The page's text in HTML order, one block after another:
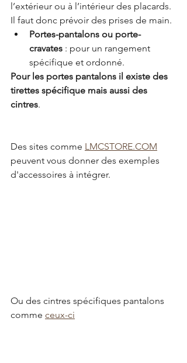
l’extérieur ou à l’intérieur des placards.
Il faut donc prévoir des prises de main.
Portes-pantalons ou porte-
cravates : pour un rangement
spécifique et ordonné.
Pour les portes pantalons il existe des
tirettes spécifique mais aussi des
cintres.
Des sites comme LMCSTORE.COM
peuvent vous donner des exemples
d'accessoires à intégrer.
Ou des cintres spécifiques pantalons
comme ceux-ci